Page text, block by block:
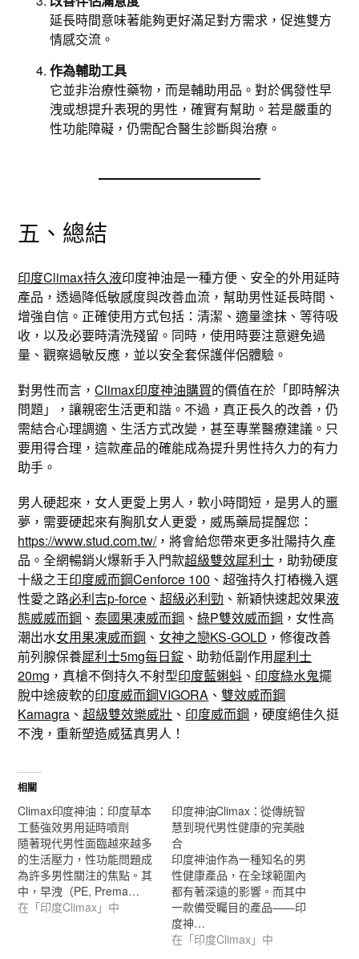
延長時間意味著能夠更好滿足對方需求，促進雙方
情感交流。
作為輔助工具
它並非治療性藥物，而是輔助用品。對於偶發性早
洩或想提升表現的男性，確實有幫助。若是嚴重的
性功能障礙，仍需配合醫生診斷與治療。
五、總結
印度Climax持久液印度神油是一種方便、安全的外用延時
產品，透過降低敏感度與改善血流，幫助男性延長時間、
增強自信。正確使用方式包括：清潔、適量塗抹、等待吸
收，以及必要時清洗殘留。同時，使用時要注意避免過
量、觀察過敏反應，並以安全套保護伴侶體驗。
對男性而言，Climax印度神油購買的價值在於「即時解決
問題」，讓親密生活更和諧。不過，真正長久的改善，仍
需結合心理調適、生活方式改變，甚至專業醫療建議。只
要用得合理，這款產品的確能成為提升男性持久力的有力
助手。
男人硬起來，女人更愛上男人，軟小時間短，是男人的噩
夢，需要硬起來有胸肌女人更愛，威馬藥局提醒您：
https://www.stud.com.tw/，將會給您帶來更多壯陽持久產
品。全網暢銷火爆新手入門款超級雙效犀利士 ，助勃硬度
十級之王印度威而鋼Cenforce 100 、超強持久打樁機入選
性愛之路必利吉p-force 、超級必利勁 、新穎快速起效果液
態威威而鋼 、泰國果凍威而鋼 、綠P雙效威而鋼 ，女性高
潮出水女用果凍威而鋼 、 女神之戀KS-GOLD ，修復改善
前列腺保養犀利士5mg每日錠 、助勃低副作用犀利士
20mg ，真槍不倒持久不射型印度藍蝌蚪 、 印度綠水鬼擺
脫中途疲軟的印度威而鋼VIGORA 、雙效威而鋼
Kamagra 、超級雙效樂威壯 、 印度威而鋼 ，硬度絕佳久挺
不洩，重新塑造威猛真男人！
相關
Climax印度神油：印度草本
工藝強效男用延時噴劑
隨著現代男性面臨越來越多
的生活壓力，性功能問題成
為許多男性關注的焦點。其
中，早洩（PE, Prema…
在「印度Climax」中
印度神油Climax：從傳統智
慧到現代男性健康的完美融
合
印度神油作為一種知名的男
性健康產品，在全球範圍內
都有著深遠的影響。而其中
一款備受矚目的產品——印
度神…
在「印度Climax」中